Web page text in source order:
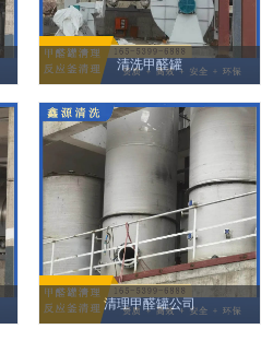
清洗甲醛罐
清理甲醛罐公司